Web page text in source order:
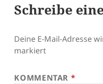
Schreibe
Deine E-Mail-Adresse
markiert
KOMMENTAR *